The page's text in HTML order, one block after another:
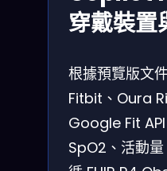
穿戴裝置
根據預覽版文
Fitbit、Oura
Google Fit API
SpO2、活動